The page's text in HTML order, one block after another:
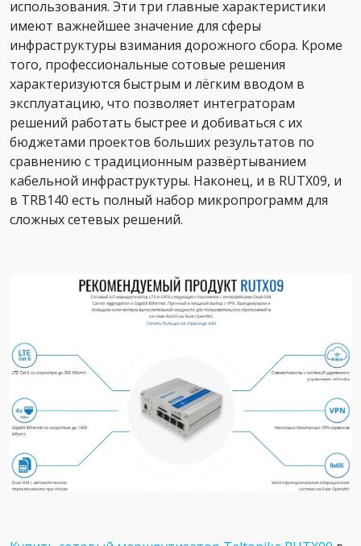
использования. Эти три главные характеристики
имеют важнейшее значение для сферы
инфраструктуры взимания дорожного сбора. Кроме
того, профессиональные сотовые решения
характеризуются быстрым и лёгким вводом в
эксплуатацию, что позволяет интеграторам
решений работать быстрее и добиваться с их
бюджетами проектов больших результатов по
сравнению с традиционным развёртыванием
кабельной инфраструктуры. Наконец, и в RUTX09, и
в TRB140 есть полный набор микропрограмм для
сложных сетевых решений.